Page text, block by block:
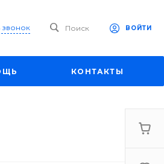
звонок Поиск ВОЙТИ
КОНТАКТЫ